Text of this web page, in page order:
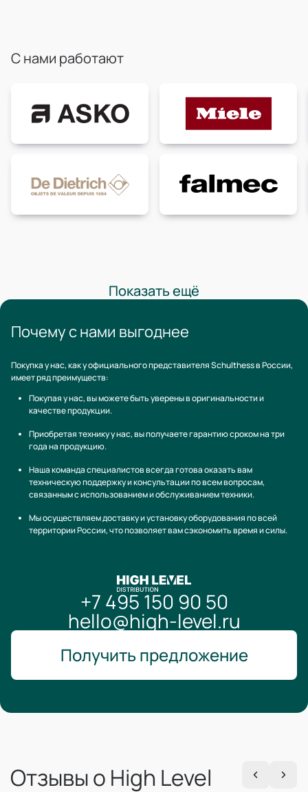
С нами работают
Показать ещё
Почему с нами выгоднее
Покупка у нас, как у официального представителя Schulthess в России,
имеет ряд преимуществ:
Покупая у нас, вы можете быть уверены в оригинальности и
качестве продукции.
Приобретая технику у нас, вы получаете гарантию сроком на три
года на продукцию.
Наша команда специалистов всегда готова оказать вам
техническую поддержку и консультации по всем вопросам,
связанным с использованием и обслуживанием техники.
Мы осуществляем доставку и установку оборудования по всей
территории России, что позволяет вам сэкономить время и силы.
+7 495 150 90 50
hello@high-level.ru
Получить предложение
Отзывы о High Level